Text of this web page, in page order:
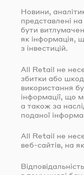
Новини,
представлені на
бути
як інформація,
з інвестицій.
All Retail не несе
збитки або
використання
інформації, що
а також за
поданої
All Retail не несе
веб-сайтів, на